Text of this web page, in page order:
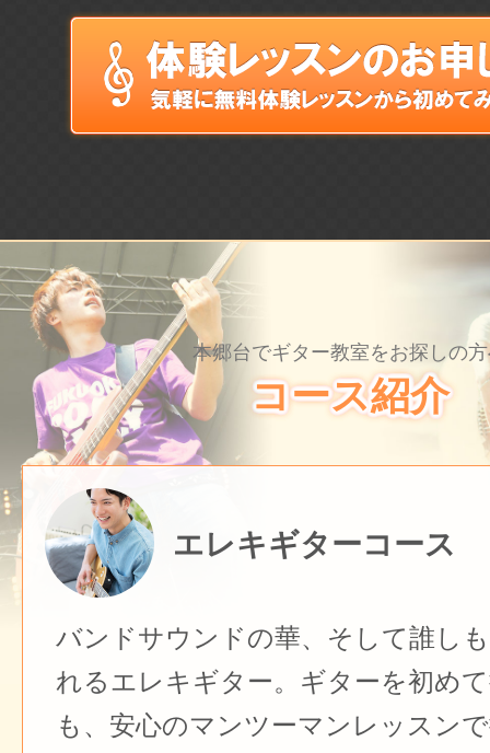
本郷台でギター教室をお探しの
コース紹介
エレキギターコース
バンドサウンドの華、そして誰し
れるエレキギター。ギターを初め
も、安心のマンツーマンレッスン